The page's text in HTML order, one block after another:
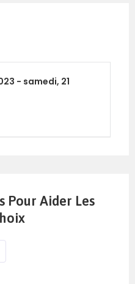
- samedi, 21
Pour Aider Les